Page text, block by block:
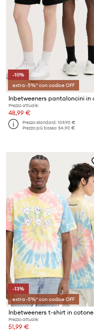
-10%
extra -5%* con codice OFF
Prezzo attuale:
48,99 €
Prezzo standard:109,90 €
Prezzo più basso:54,90 €
-13%
extra -5%* con codice OFF
Inbetweeners t-shirt in cotone
Prezzo attuale:
51,99 €